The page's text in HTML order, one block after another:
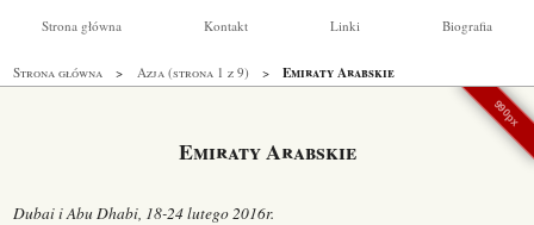
Strona główna Kontakt Linki Biografia
Strona główna Azja (strona 1 z 9) Emiraty Arabskie
Emiraty Arabskie
Dubai i Abu Dhabi, 18-24 lutego 2016r.
990px